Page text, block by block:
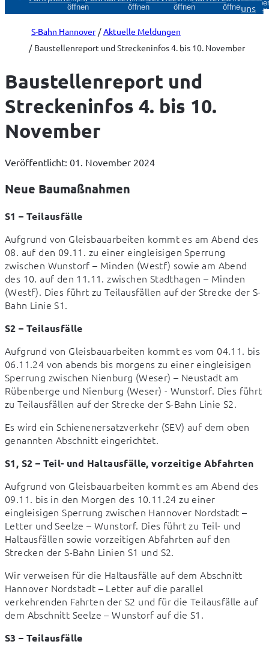
öffnen
öffnen
öffnen
öffnenuns
S-Bahn Hannover
Aktuelle Meldungen
Baustellenreport und Streckeninfos 4. bis 10. November
Baustellenreport und
Streckeninfos 4. bis 10.
November
Veröffentlicht: 01. November 2024
Neue Baumaßnahmen
S1 – Teilausfälle
Aufgrund von Gleisbauarbeiten kommt es am Abend des
08. auf den 09.11. zu einer eingleisigen Sperrung
zwischen Wunstorf – Minden (Westf) sowie am Abend
des 10. auf den 11.11. zwischen Stadthagen – Minden
(Westf). Dies führt zu Teilausfällen auf der Strecke der S-
Bahn Linie S1.
S2 – Teilausfälle
Aufgrund von Gleisbauarbeiten kommt es vom 04.11. bis
06.11.24 von abends bis morgens zu einer eingleisigen
Sperrung zwischen Nienburg (Weser) – Neustadt am
Rübenberge und Nienburg (Weser) - Wunstorf. Dies führt
zu Teilausfällen auf der Strecke der S-Bahn Linie S2.
Es wird ein Schienenersatzverkehr (SEV) auf dem oben
genannten Abschnitt eingerichtet.
S1, S2 – Teil- und Haltausfälle, vorzeitige Abfahrten
Aufgrund von Gleisbauarbeiten kommt es am Abend des
09.11. bis in den Morgen des 10.11.24 zu einer
eingleisigen Sperrung zwischen Hannover Nordstadt –
Letter und Seelze – Wunstorf. Dies führt zu Teil- und
Haltausfällen sowie vorzeitigen Abfahrten auf den
Strecken der S-Bahn Linien S1 und S2.
Wir verweisen für die Haltausfälle auf dem Abschnitt
Hannover Nordstadt – Letter auf die parallel
verkehrenden Fahrten der S2 und für die Teilausfälle auf
dem Abschnitt Seelze – Wunstorf auf die S1.
S3 – Teilausfälle